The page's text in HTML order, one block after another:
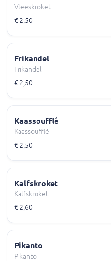
Vleeskroket
€ 2,50
Frikandel
Frikandel
€ 2,50
Kaassoufflé
Kaassoufflé
€ 2,50
Kalfskroket
Kalfskroket
€ 2,60
Pikanto
Pikanto